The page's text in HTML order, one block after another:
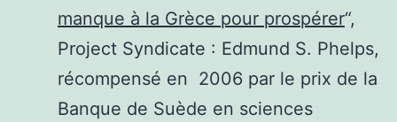
manque à la Grèce pour prospérer“,
Project Syndicate : Edmund S. Phelps,
récompensé en 2006 par le prix de la
Banque de Suède en sciences